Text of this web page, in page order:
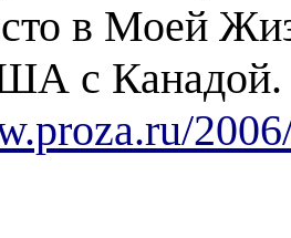
в Моей
с Канадой.